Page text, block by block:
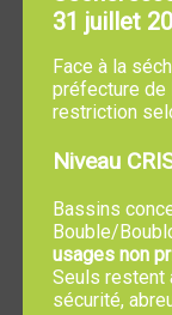
SOCIAL
INSTITUT
CLAIREJOIE
31 juillet
Face à la
préfecture de
restriction
Niveau
Bassins
Bouble/
usages non
Seuls restent
sécurité,